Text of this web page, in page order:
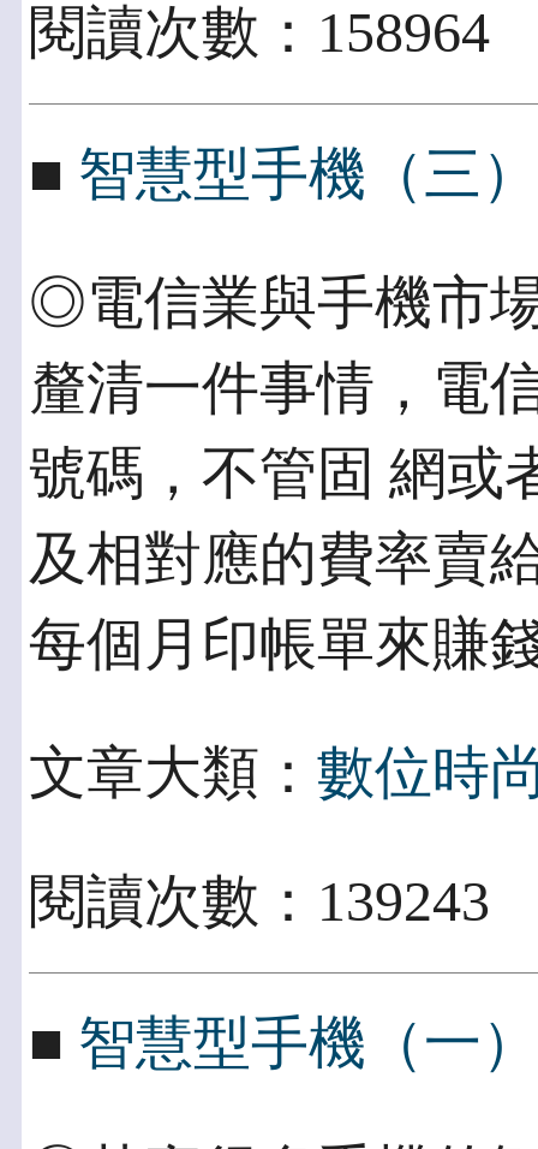
閱讀次數：
■ 智慧型手機（三
◎電信業與手機市
釐清一件事情，電
號碼，不管固 網或
及相對應的費率賣
每個月印帳單來賺
文章大類： 數位時
閱讀次數：
■ 智慧型手機（一